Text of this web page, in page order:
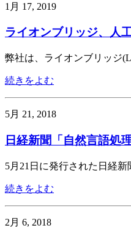
1月 17, 2019
ライオンブリッジ、人
弊社は、ライオンブリッジ
続きをよむ
5月 21, 2018
日経新聞「自然言語処
5月21日に発行された日経
続きをよむ
2月 6, 2018